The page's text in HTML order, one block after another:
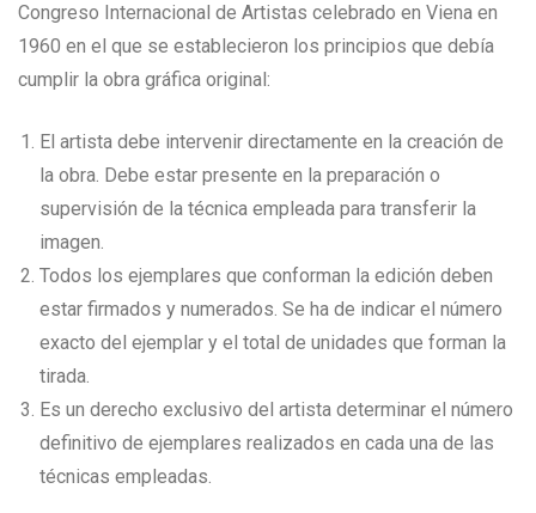
Congreso Internacional de Artistas celebrado en Viena en
1960 en el que se establecieron los principios que debía
cumplir la obra gráfica original:
El artista debe intervenir directamente en la creación de
la obra. Debe estar presente en la preparación o
supervisión de la técnica empleada para transferir la
imagen.
Todos los ejemplares que conforman la edición deben
estar firmados y numerados. Se ha de indicar el número
exacto del ejemplar y el total de unidades que forman la
tirada.
Es un derecho exclusivo del artista determinar el número
definitivo de ejemplares realizados en cada una de las
técnicas empleadas.